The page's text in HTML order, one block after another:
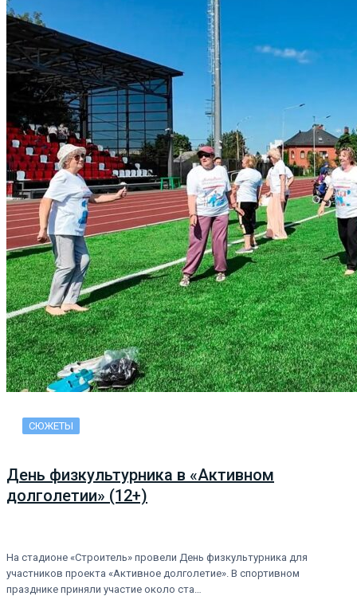
СЮЖЕТЫ
День физкультурника в «Активном
долголетии» (12+)
На стадионе «Строитель» провели День физкультурника для
участников проекта «Активное долголетие». В спортивном
празднике приняли участие около ста…